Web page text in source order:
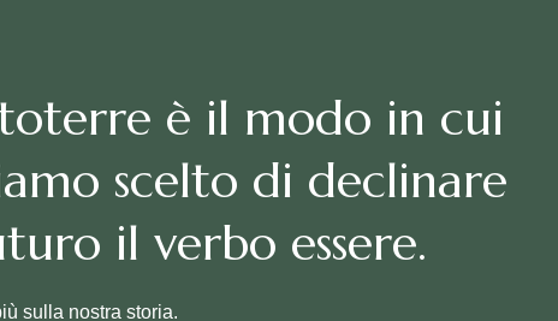
è il modo in cui
scelto di declinare
il verbo essere.
sulla nostra storia.